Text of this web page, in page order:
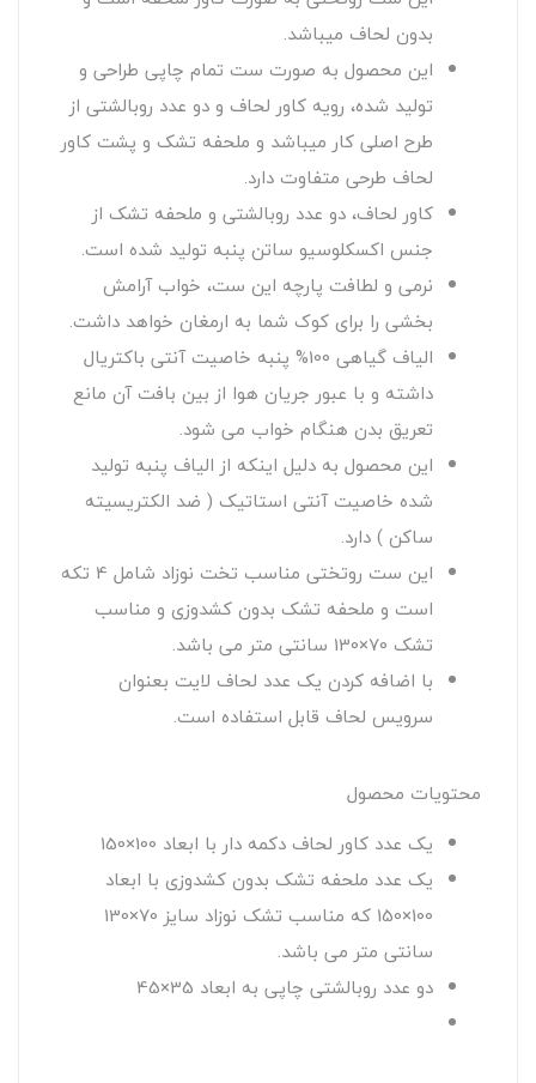
بدون لحاف میباشد.
این محصول به صورت ست تمام چاپی طراحی و
تولید شده، رویه کاور لحاف و دو عدد روبالشتی از
طرح اصلی کار میباشد و ملحفه تشک و پشت کاور
لحاف طرحی متفاوت دارد.
کاور لحاف، دو عدد روبالشتی و ملحفه تشک از
جنس اکسکلوسیو ساتن پنبه تولید شده است.
نرمی و لطافت پارچه این ست، خواب آرامش
بخشی را برای کوک شما به ارمغان خواهد داشت.
الیاف گیاهی 100% پنبه خاصیت آنتی باکتریال
داشته و با عبور جریان هوا از بین بافت آن مانع
تعریق بدن هنگام خواب می شود.
این محصول به دلیل اینکه از الیاف پنبه تولید
شده خاصیت آنتی استاتیک ( ضد الکتریسیته
ساکن ) دارد.
این ست روتختی مناسب تخت نوزاد شامل 4 تکه
است و ملحفه تشک بدون کشدوزی و مناسب
تشک 70×130 سانتی متر می باشد.
با اضافه کردن یک عدد لحاف لایت بعنوان
سرویس لحاف قابل استفاده است.
محتویات محصول
یک عدد کاور لحاف دکمه دار با ابعاد 100×150
یک عدد ملحفه تشک بدون کشدوزی با ابعاد
100×150 که مناسب تشک نوزاد سایز 70×130
سانتی متر می باشد.
دو عدد روبالشتی چاپی به ابعاد 35×45